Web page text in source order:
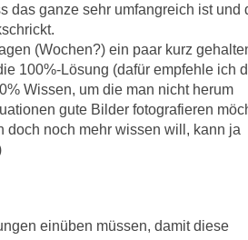
das ganze sehr umfangreich ist und
(Wochen?) ein paar kurz
100%-Lösung (dafür empfehle ich
Wissen, um die man nicht herum
gute Bilder fotografieren
doch noch mehr wissen will, kann ja
einüben müssen, damit diese